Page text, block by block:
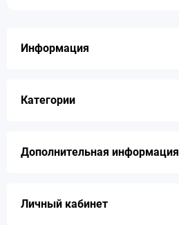
Информация
Категории
Дополнительная информация
Личный кабинет